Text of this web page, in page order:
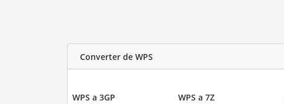
Converter de WPS
WPS a 3GP WPS a 7Z